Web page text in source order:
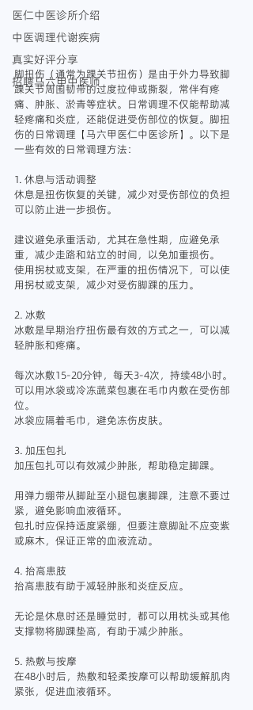
医仁中医诊所介绍
中医调理代谢疾病
真实好评分享
招聘马六甲中医师
脚扭伤（通常为踝关节扭伤）是由于外力导致脚
踝关节周围韧带的过度拉伸或撕裂，常伴有疼
痛、肿胀、淤青等症状。日常调理不仅能帮助减
轻疼痛和炎症，还能促进受伤部位的恢复。脚扭
伤的日常调理【马六甲医仁中医诊所】。以下是
一些有效的日常调理方法：
1. 休息与活动调整
休息是扭伤恢复的关键，减少对受伤部位的负担
可以防止进一步损伤。
建议避免承重活动，尤其在急性期，应避免承
重，减少走路和站立的时间，以免加重损伤。
使用拐杖或支架，在严重的扭伤情况下，可以使
用拐杖或支架，减少对受伤脚踝的压力。
2. 冰敷
冰敷是早期治疗扭伤最有效的方式之一，可以减
轻肿胀和疼痛。
每次冰敷15-20分钟，每天3-4次，持续48小时。
可以用冰袋或冷冻蔬菜包裹在毛巾内敷在受伤部
位。
冰袋应隔着毛巾，避免冻伤皮肤。
3. 加压包扎
加压包扎可以有效减少肿胀，帮助稳定脚踝。
用弹力绷带从脚趾至小腿包裹脚踝，注意不要过
紧，避免影响血液循环。
包扎时应保持适度紧绷，但要注意脚趾不应变紫
或麻木，保证正常的血液流动。
4. 抬高患肢
抬高患肢有助于减轻肿胀和炎症反应。
无论是休息时还是睡觉时，都可以用枕头或其他
支撑物将脚踝垫高，有助于减少肿胀。
5. 热敷与按摩
在48小时后，热敷和轻柔按摩可以帮助缓解肌肉
紧张，促进血液循环。